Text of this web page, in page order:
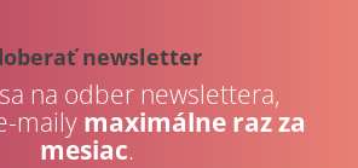
newsletter
na odber newslettera,
maily maximálne raz za
mesiac.